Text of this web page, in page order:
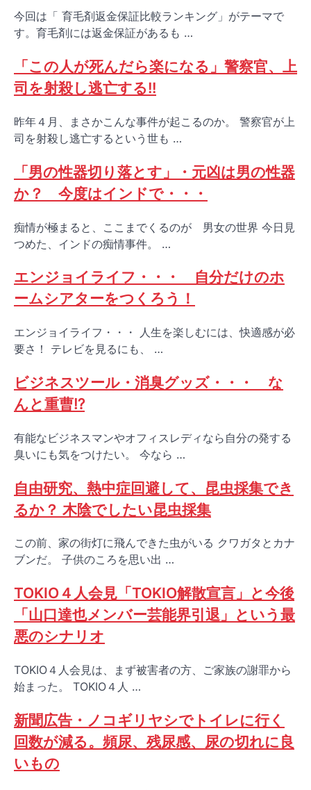
今回は「 育毛剤返金保証比較ランキング」がテーマで
す。育毛剤には返金保証があるも …
「この人が死んだら楽になる」警察官、上
司を射殺し逃亡する!!
昨年４月、まさかこんな事件が起こるのか。 警察官が上
司を射殺し逃亡するという世も …
「男の性器切り落とす」・元凶は男の性器
か？ 今度はインドで・・・
痴情が極まると、ここまでくるのが 男女の世界 今日見
つめた、インドの痴情事件。 …
エンジョイライフ・・・ 自分だけのホ
ームシアターをつくろう！
エンジョイライフ・・・ 人生を楽しむには、快適感が必
要さ！ テレビを見るにも、 …
ビジネスツール・消臭グッズ・・・ な
んと重曹⁉
有能なビジネスマンやオフィスレディなら自分の発する
臭いにも気をつけたい。 今なら …
自由研究、熱中症回避して、昆虫採集でき
るか？ 木陰でしたい昆虫採集
この前、家の街灯に飛んできた虫がいる クワガタとカナ
ブンだ。 子供のころを思い出 …
TOKIO４人会見「TOKIO解散宣言」と今後
「山口達也メンバー芸能界引退」という最
悪のシナリオ
TOKIO４人会見は、まず被害者の方、ご家族の謝罪から
始まった。 TOKIO４人 …
新聞広告・ノコギリヤシでトイレに行く
回数が減る。頻尿、残尿感、尿の切れに良
いもの